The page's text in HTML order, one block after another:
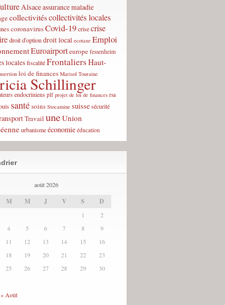
Alsaceassurance maladie
collectivitéscollectivités locales
coronavirusCovid-19crisecrise
droit d'optiondroit local ecotaxe Emploi
Euroairporteurope fessenheim
localesfiscalitéFrontaliers Haut-
loi de finances Marisol Touraine
Schillinger
endocriniens plf projet de loi de finances rsa
santésoins Stocamine suissesécurité
Travail uneUnion
urbanismeéconomie éducation
août 2026
M M J V S D
« Août
1
2
4 5 6 7 8
9
11 12 13 14 15
16
18 19 20 21 22
23
25 26 27 28 29
30